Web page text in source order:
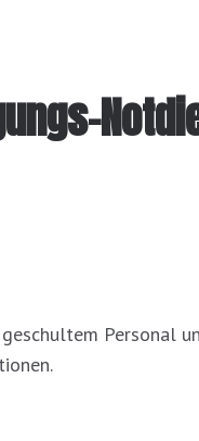
Personal